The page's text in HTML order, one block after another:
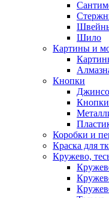
Шило
Картины и
Кнопки
Коробки и
Краска для
Кружево,